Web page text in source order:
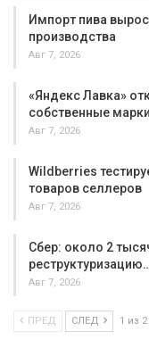
Импорт пива
производства
Авг 7, 2026
«Яндекс Лавка»
собственные марки
Авг 7, 2026
Wildberries
товаров селлеров
Авг 7, 2026
Сбер: около 2
Авг 7, 2026
ПРЕД СЛЕД 1 из